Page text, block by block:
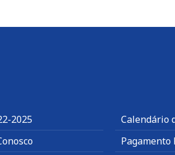
2025
Calendário
Pagamento